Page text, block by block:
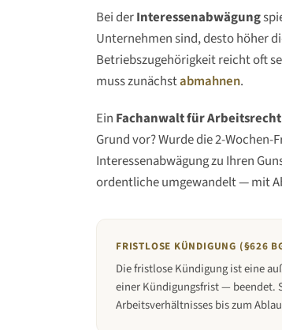
Bei derInteressenabwägung
Unternehmen sind, desto höher
Betriebszugehörigkeit reicht oft
muss zunächstabmahnen.
Ein Fachanwalt für Arbeitsrecht
Grund vor? Wurde die 2-
Interessenabwägung zu Ihren
ordentliche umgewandelt — mit
FRISTLOSE KÜNDIGUNG (§626
Die fristlose Kündigung ist eine
einer Kündigungsfrist — beendet.
Arbeitsverhältnisses bis zum